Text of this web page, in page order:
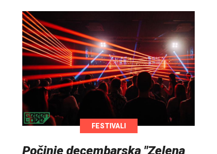
FESTIVALI
Počinje decembarska "Zelena